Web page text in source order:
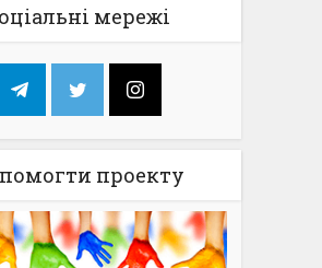
мережі
проекту